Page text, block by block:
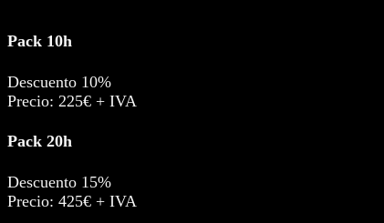
Pack 10h
Descuento 10%
Precio: 225€ + IVA
Pack 20h
Descuento 15%
Precio: 425€ + IVA